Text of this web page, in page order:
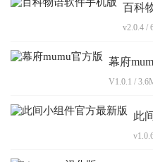
百科
v2.0.4 /
幕府
V1.0.1 /
此